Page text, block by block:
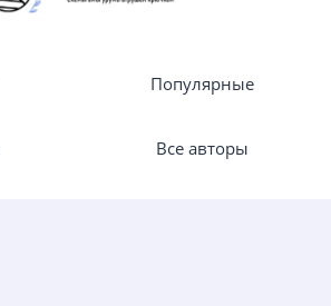
Популярные
Все авторы